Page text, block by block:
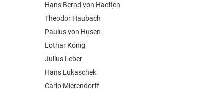
Hans Bernd von Haeften
Theodor Haubach
Paulus von Husen
Lothar König
Julius Leber
Hans Lukaschek
Carlo Mierendorff